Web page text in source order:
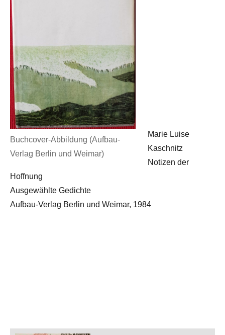
Buchcover-Abbildung (Aufbau-
Verlag Berlin und Weimar)
Marie Luise
Kaschnitz
Notizen der
Hoffnung
Ausgewählte Gedichte
Aufbau-Verlag Berlin und Weimar, 1984